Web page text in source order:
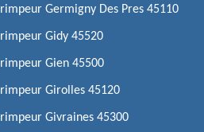
Germigny Des Pres 45110
Gidy 45520
Gien 45500
Girolles 45120
Givraines 45300